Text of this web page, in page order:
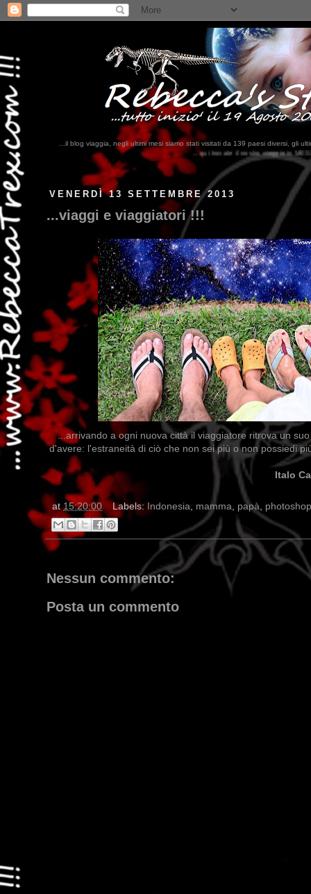
...il blog viaggia, negli ultimi mesi siamo stati visitati da 139 paesi diversi, gli
...qui trovate il nostro viaggio in MESSICO 2023...clikka qui !!!
VENERDÌ 13 SETTEMBRE 2013
...viaggi e viaggiatori !!!
...arrivando a ogni nuova città il viaggiatore ritrova un
d'avere: l'estraneità di ciò che non sei più o non possiedi
Italo
at15:20:00 Labels: Indonesia, mamma, papà, photoshop
Nessun commento:
Posta un commento